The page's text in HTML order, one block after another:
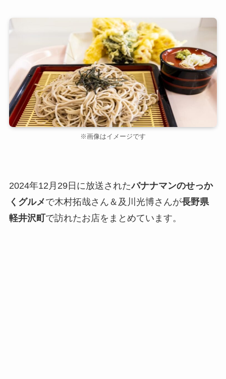
※画像はイメージです
2024年12月29日に放送されたバナナマンのせっか
くグルメで木村拓哉さん＆及川光博さんが長野県
軽井沢町で訪れたお店をまとめています。